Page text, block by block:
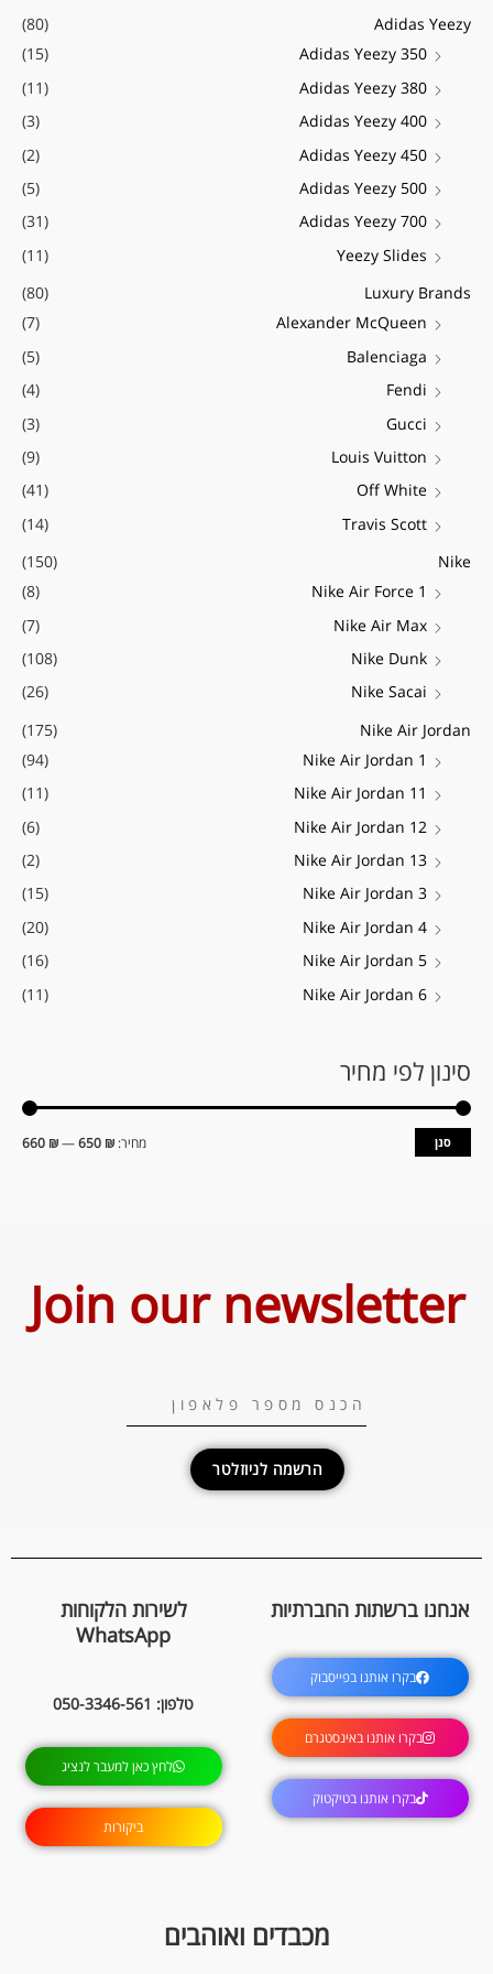
ע
Adidas Yeezy
(80)
Adidas Yeezy 350
(15)
Adidas Yeezy 380
(11)
Adidas Yeezy 400
(3)
Adidas Yeezy 450
(2)
Adidas Yeezy 500
(5)
Adidas Yeezy 700
(31)
Yeezy Slides
(11)
Luxury Brands
(80)
Alexander McQueen
(7)
Balenciaga
(5)
Fendi
(4)
Gucci
(3)
Louis Vuitton
(9)
Off White
(41)
Travis Scott
(14)
Nike
(150)
Nike Air Force 1
(8)
Nike Air Max
(7)
Nike Dunk
(108)
Nike Sacai
(26)
Nike Air Jordan
(175)
Nike Air Jordan 1
(94)
Nike Air Jordan 11
(11)
Nike Air Jordan 12
(6)
Nike Air Jordan 13
(2)
Nike Air Jordan 3
(15)
Nike Air Jordan 4
(20)
Nike Air Jordan 5
(16)
Nike Air Jordan 6
(11)
סינון לפי מחיר
י
נ
י
מ
ל
י
ק
ס
י
מ
ל
י
סנן מחיר: ₪ 650
—
₪ 660
Join our newsletter
הרשמה לניוזלטר
אנחנו ברשתות החברתיות
בקרו אותנו בפייסבוק
בקרו אותנו באינסטגרם
בקרו אותנו בטיקטוק
לשירות הלקוחות
WhatsApp
טלפון: 050-3346-561
לחץ כאן למעבר לנציג
ביקורות
מכבדים ואוהבים